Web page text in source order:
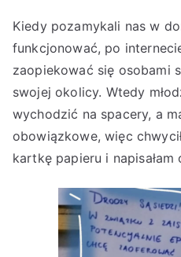
Kiedy pozamykali nas w
funkcjonować, po
zaopiekować się osobami
swojej okolicy. Wtedy
wychodzić na spacery, a
obowiązkowe, więc
kartkę papieru i napisałam